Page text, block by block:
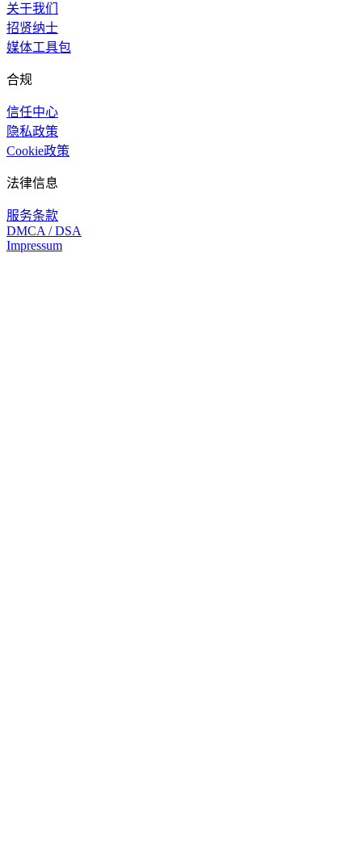
关于我们
招贤纳士
媒体工具包
合规
信任中心
隐私政策
Cookie政策
法律信息
服务条款
DMCA / DSA
Impressum